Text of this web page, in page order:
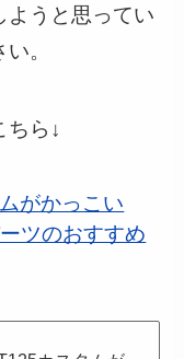
ようと思ってい
。
ちら↓
がかっこい
ツのおすすめ